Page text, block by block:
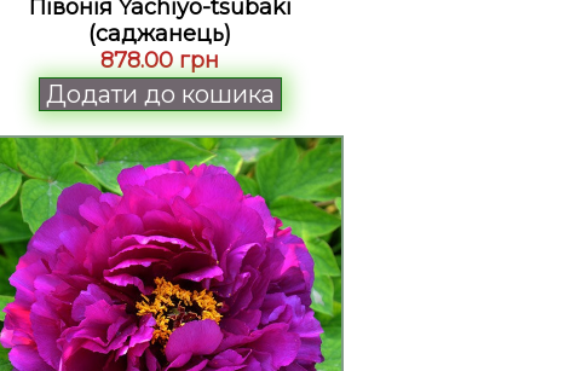
Півонія Yachiyo-tsubaki
(саджанець)
878.00 грн
Додати до кошика